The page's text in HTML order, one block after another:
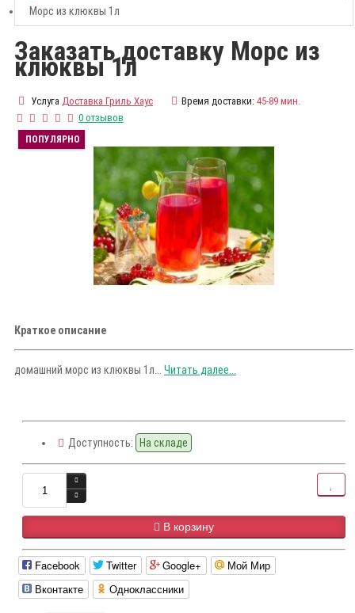
Морс из клюквы 1л
Заказать доставку Морс из
клюквы 1л
Услуга Доставка Гриль Хаус Время доставки: 45-89 мин.
0 отзывов
ПОПУЛЯРНО
Краткое описание
домашний морс из клюквы 1л... Читать далее...
Доступность: На складе
В корзину
Facebook Twitter Google+
Мой Мир
Вконтакте
Одноклассники